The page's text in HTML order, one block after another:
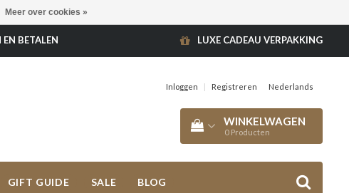
BETALEN LUXE CADEAU VERPAKKING
Inloggen | Registreren Nederlands
WINKELWAGEN
0 Producten
GIFT GUIDE SALE BLOG
Meer over cookies »